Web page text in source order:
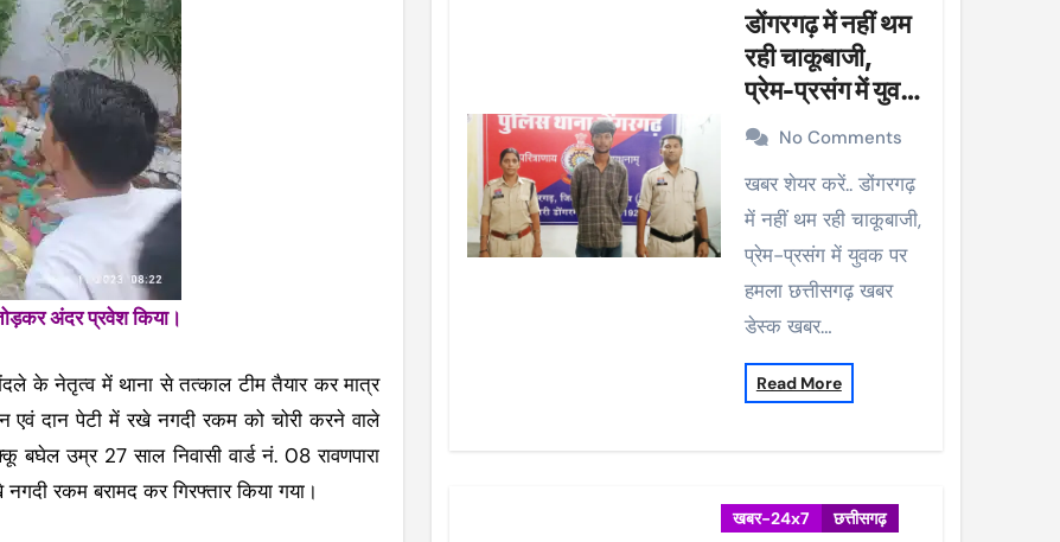
अंदर प्रवेश किया।
के नेतृत्व में थाना से तत्काल टीम तैयार कर मात्र
दान पेटी में रखे नगदी रकम को चोरी करने वाले
बघेल उम्र 27 साल निवासी वार्ड नं. 08 रावणपारा
रकम बरामद कर गिरफ्तार किया गया।
डोंगरगढ़ में नहीं थम
रही चाकूबाजी,
प्रेम-प्रसंग में युवक
पर हमलाNo Comments
खबर शेयर करें.. डोंगरगढ़
में नहीं थम रही चाकूबाजी,
प्रेम-प्रसंग में युवक पर
हमला छत्तीसगढ़ खबर
डेस्क खबर…
Read More
खबर-24x7 छत्तीसगढ़